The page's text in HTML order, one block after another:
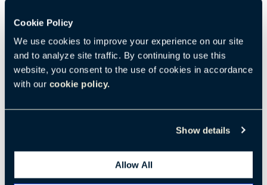
Cookie Policy
We use cookies to improve your experience on our site
and to analyze site traffic. By continuing to use this
website, you consent to the use of cookies in accordance
with our cookie policy.
Show details
Allow All
LEARN MORE